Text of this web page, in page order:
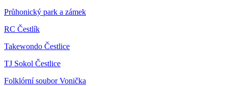
Průhonický park a zámek
RC Čestlík
Takewondo Čestlice
TJ Sokol Čestlice
Folklórní soubor Vonička